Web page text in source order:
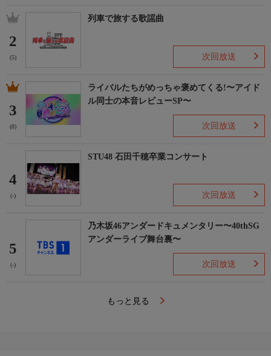
2
(5)
列車で旅する歌謡曲
次回放送
3
(8)
ライバルたちがめっちゃ褒めてくる!〜アイド
ル同士の本音レビューSP〜
次回放送
4
(-)
STU48 石田千穂卒業コンサート
次回放送
5
(-)
乃木坂46アンダードキュメンタリー〜40thSG
アンダーライブ舞台裏〜
次回放送
もっと見る